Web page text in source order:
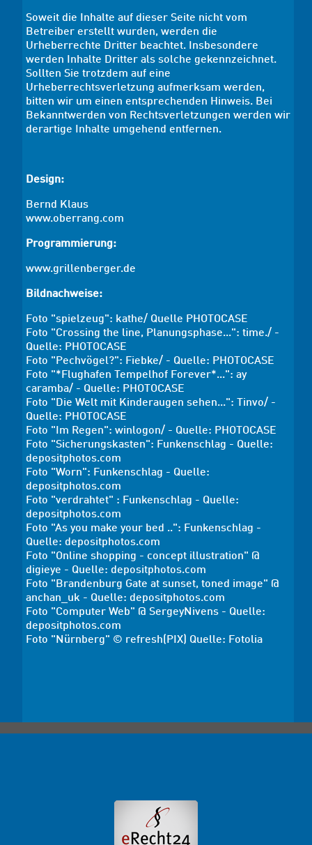
Soweit die Inhalte auf dieser Seite nicht vom
Betreiber erstellt wurden, werden die
Urheberrechte Dritter beachtet. Insbesondere
werden Inhalte Dritter als solche gekennzeichnet.
Sollten Sie trotzdem auf eine
Urheberrechtsverletzung aufmerksam werden,
bitten wir um einen entsprechenden Hinweis. Bei
Bekanntwerden von Rechtsverletzungen werden wir
derartige Inhalte umgehend entfernen.
Design:
Bernd Klaus
www.oberrang.com
Programmierung:
www.grillenberger.de
Bildnachweise:
Foto "spielzeug": kathe/ Quelle PHOTOCASE
Foto "Crossing the line, Planungsphase...": time./ -
Quelle: PHOTOCASE
Foto "Pechvögel?": Fiebke/ - Quelle: PHOTOCASE
Foto "*Flughafen Tempelhof Forever*...": ay
caramba/ - Quelle: PHOTOCASE
Foto "Die Welt mit Kinderaugen sehen...": Tinvo/ -
Quelle: PHOTOCASE
Foto "Im Regen": winlogon/ - Quelle: PHOTOCASE
Foto "Sicherungskasten": Funkenschlag - Quelle:
depositphotos.com
Foto "Worn": Funkenschlag - Quelle:
depositphotos.com
Foto "verdrahtet" : Funkenschlag - Quelle:
depositphotos.com
Foto "As you make your bed ..": Funkenschlag -
Quelle: depositphotos.com
Foto "Online shopping - concept illustration" @
digieye - Quelle: depositphotos.com
Foto "Brandenburg Gate at sunset, toned image" @
anchan_uk - Quelle: depositphotos.com
Foto "Computer Web" @ SergeyNivens - Quelle:
depositphotos.com
Foto "Nürnberg" © refresh(PIX) Quelle: Fotolia